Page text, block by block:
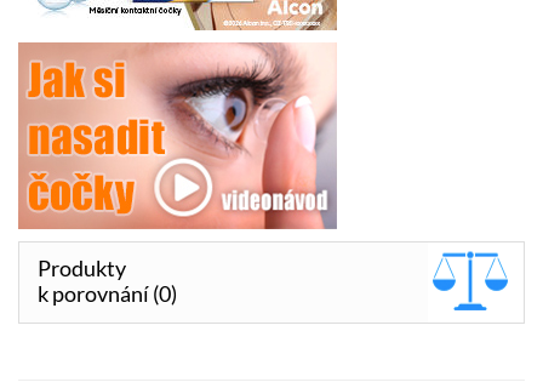
Produkty
k porovnání (0)